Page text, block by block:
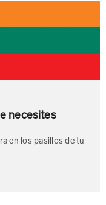
necesites
en los pasillos de tu